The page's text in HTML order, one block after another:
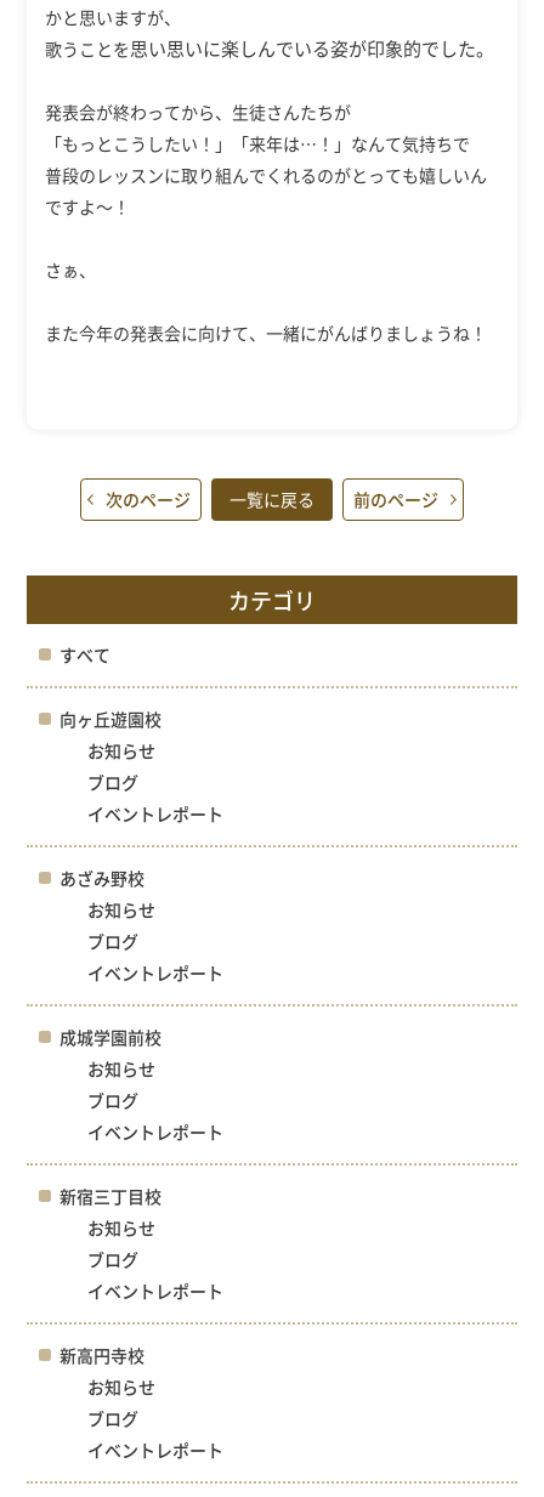
かと思いますが、
歌うことを思い思いに楽しんでいる姿が印象的でした。
発表会が終わってから、生徒さんたちが
「もっとこうしたい！」「来年は…！」なんて気持ちで
普段のレッスンに取り組んでくれるのがとっても嬉しいん
ですよ～！
さぁ、
また今年の発表会に向けて、一緒にがんばりましょうね！
次のページ 一覧に戻る 前のページ
カテゴリ
すべて
向ヶ丘遊園校
お知らせ
ブログ
イベントレポート
あざみ野校
お知らせ
ブログ
イベントレポート
成城学園前校
お知らせ
ブログ
イベントレポート
新宿三丁目校
お知らせ
ブログ
イベントレポート
新高円寺校
お知らせ
ブログ
イベントレポート